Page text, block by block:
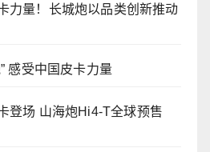
力量！长城炮以品类创新推动
感受中国皮卡力量
登场 山海炮Hi4-T全球预售